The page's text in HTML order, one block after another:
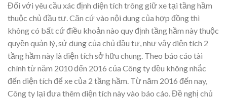
Đối với yêu cầu xác định diện tích trông giữ xe tại tầng hầm
thuộc chủ đầu tư. Căn cứ vào nội dung của hợp đồng thì
không có bất cứ điều khoản nào quy định tầng hầm này thuộc
quyền quản lý, sử dụng của chủ đầu tư, như vậy diện tích 2
tầng hầm này là diện tích sở hữu chung. Theo báo cáo tài
chính từ năm 2010 đến 2016 của Công ty đều không nhắc
đến diện tích để xe của 2 tầng hầm. Từ năm 2016 đến nay,
Công ty lại đưa thêm diện tích này vào báo cáo. Đề nghị chủ